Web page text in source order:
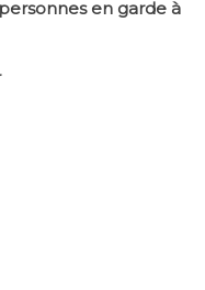
en garde à